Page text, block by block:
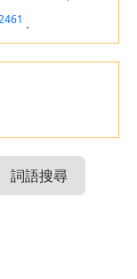
.
詞語搜尋